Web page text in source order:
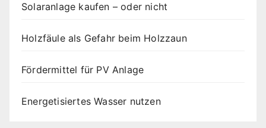
Solaranlage kaufen – oder nicht
Holzfäule als Gefahr beim Holzzaun
Fördermittel für PV Anlage
Energetisiertes Wasser nutzen